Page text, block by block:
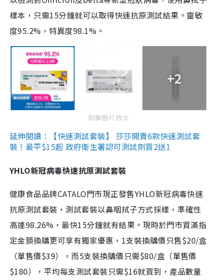
樣本，只需15分鐘就可以取得快速抗原測試結果。靈敏
度95.2%，特異度98.1%。
+2
點擊圖片放大
延伸閱讀：【快速測試套裝】 莎莎開賣6款快速測試套
裝！最平$15起 政府衛生署認可測試劑買2送1
YHLO新冠病毒快速抗原測試套裝
健康食品品牌CATALO門市現正發售YHLO新冠病毒快速
抗原測試套裝，測試套裝以鼻咽拭子方式採樣，準確性
高達98.26%，最快15分鐘就有結果。現時於門市買滿指
定金額換購更可享有獨家優惠，1支裝換購價只售$20/盒
（單售價$39），而5支裝換購價只需$80/盒（單售價
$180），平均每支測試套裝只需$16就買到，產品數量